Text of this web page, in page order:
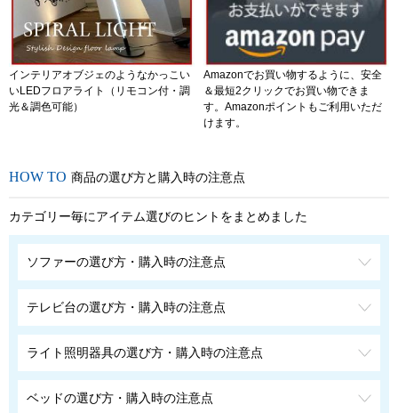
インテリアオブジェのようなかっこい
いLEDフロアライト（リモコン付・調
光＆調色可能）
Amazonでお買い物するように、安全
＆最短2クリックでお買い物できま
す。Amazonポイントもご利用いただ
けます。
商品の選び方と購入時の注意点
カテゴリー毎にアイテム選びのヒントをまとめました
ソファーの選び方・購入時の注意点
テレビ台の選び方・購入時の注意点
ライト照明器具の選び方・購入時の注意点
ベッドの選び方・購入時の注意点